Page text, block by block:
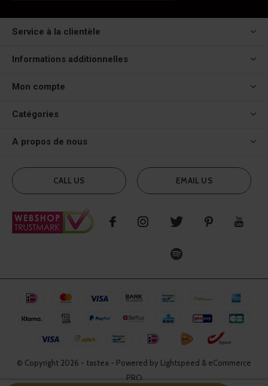
Service à la clientèle
Informations additionnelles
Mon compte
Catégories
A propos de nous
CALL US EMAIL US
© Copyright 2026 - tastea - Powered by Lightspeed & eCommerce
PRO